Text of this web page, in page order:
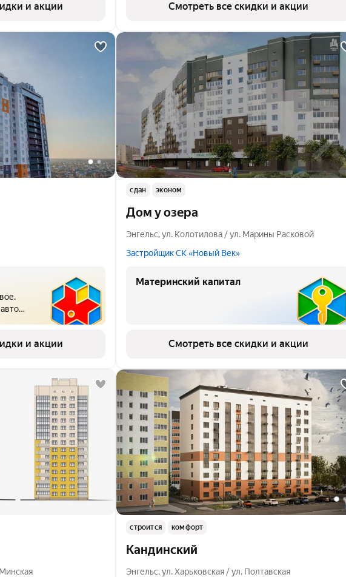
и акции Смотреть все скидки и акции
и акции
сдан эконом
Дом у озера
Энгельс,ул. Колотилова / ул. Марины Расковой
Застройщик СК «Новый Век»
Материнский капитал
Смотреть все скидки и акции
строится комфорт
Кандинский
Энгельс,ул. Харьковская / ул. Полтавская